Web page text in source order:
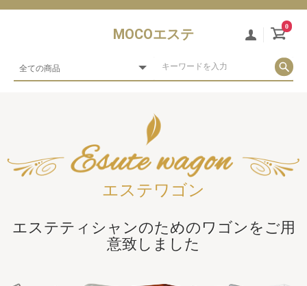
MOCOエステ
0
エステワゴン
エステティシャンのためのワゴンをご用
意致しました